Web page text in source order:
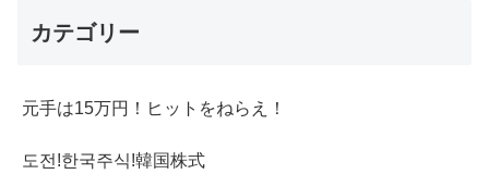
カテゴリー
元手は15万円！ヒットをねらえ！
도전!한국주식!韓国株式